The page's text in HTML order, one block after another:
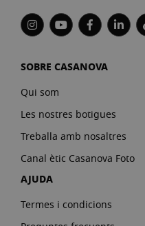
SOBRE CASANOVA
Qui som
Les nostres botigues
Treballa amb nosaltres
Canal ètic Casanova Foto
AJUDA
Termes i condicions